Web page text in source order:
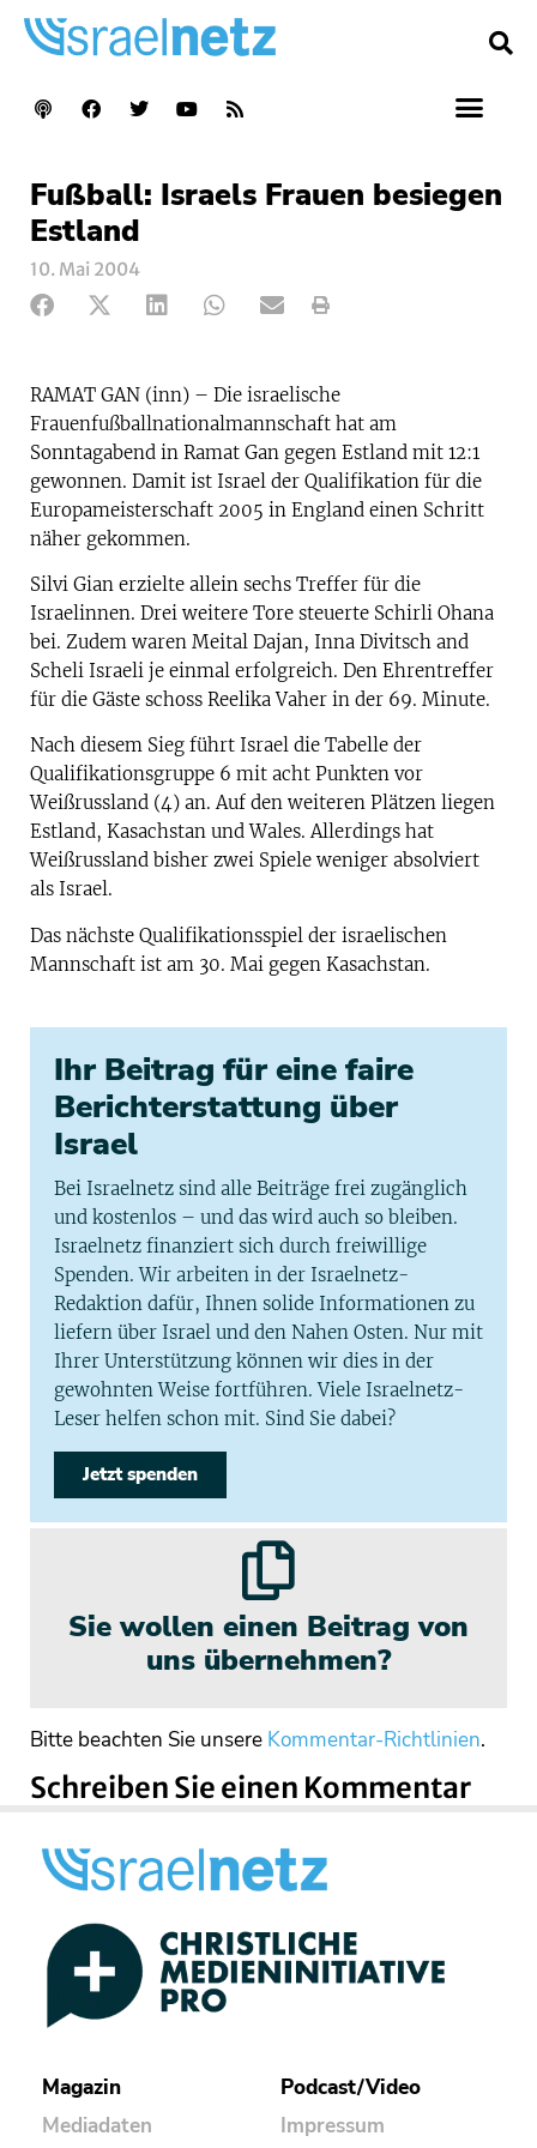
Fußball: Israels Frauen besiegen
Estland
10. Mai 2004
RAMAT GAN (inn) – Die israelische
Frauenfußballnationalmannschaft hat am
Sonntagabend in Ramat Gan gegen Estland mit 12:1
gewonnen. Damit ist Israel der Qualifikation für die
Europameisterschaft 2005 in England einen Schritt
näher gekommen.
Silvi Gian erzielte allein sechs Treffer für die
Israelinnen. Drei weitere Tore steuerte Schirli Ohana
bei. Zudem waren Meital Dajan, Inna Divitsch and
Scheli Israeli je einmal erfolgreich. Den Ehrentreffer
für die Gäste schoss Reelika Vaher in der 69. Minute.
Nach diesem Sieg führt Israel die Tabelle der
Qualifikationsgruppe 6 mit acht Punkten vor
Weißrussland (4) an. Auf den weiteren Plätzen liegen
Estland, Kasachstan und Wales. Allerdings hat
Weißrussland bisher zwei Spiele weniger absolviert
als Israel.
Das nächste Qualifikationsspiel der israelischen
Mannschaft ist am 30. Mai gegen Kasachstan.
Ihr Beitrag für eine faire
Berichterstattung über
Israel
Bei Israelnetz sind alle Beiträge frei zugänglich
und kostenlos – und das wird auch so bleiben.
Israelnetz finanziert sich durch freiwillige
Spenden. Wir arbeiten in der Israelnetz-
Redaktion dafür, Ihnen solide Informationen zu
liefern über Israel und den Nahen Osten. Nur mit
Ihrer Unterstützung können wir dies in der
gewohnten Weise fortführen. Viele Israelnetz-
Leser helfen schon mit. Sind Sie dabei?
Jetzt spenden
Sie wollen einen Beitrag von
uns übernehmen?
Bitte beachten Sie unsere Kommentar-Richtlinien.
Schreiben Sie einen Kommentar
Magazin
Mediadaten
Podcast/Video
Impressum